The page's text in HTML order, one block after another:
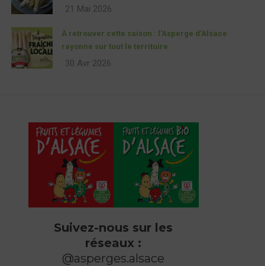
21 Mai 2026
À retrouver cette saison : l’Asperge d’Alsace
rayonne sur tout le territoire
30 Avr 2026
Suivez-nous sur les
réseaux :
@asperges.alsace